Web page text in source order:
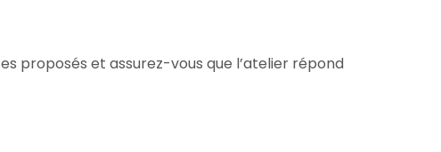
proposés et assurez-vous que l’atelier répond